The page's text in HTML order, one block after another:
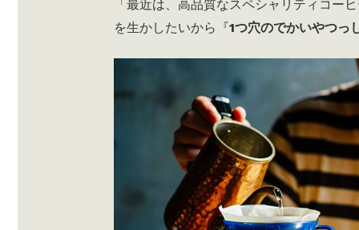
「最近は、高品質なスペシャリティコー
を生かしたいから『1つ穴のでかいやつっ